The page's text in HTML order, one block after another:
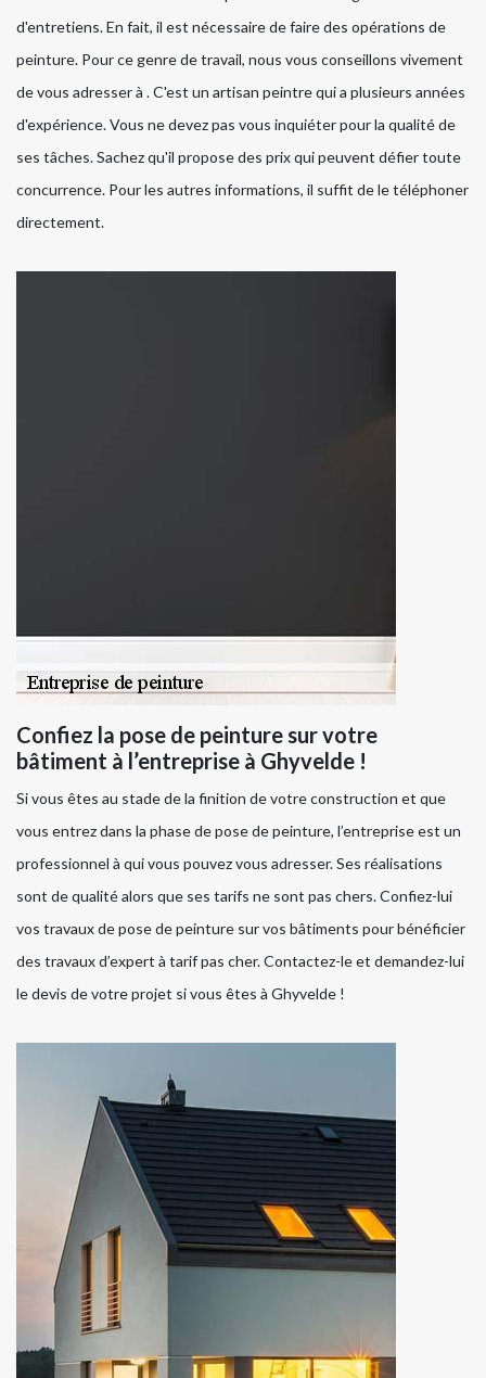
d'entretiens. En fait, il est nécessaire de faire des opérations de
peinture. Pour ce genre de travail, nous vous conseillons vivement
de vous adresser à . C'est un artisan peintre qui a plusieurs années
d'expérience. Vous ne devez pas vous inquiéter pour la qualité de
ses tâches. Sachez qu'il propose des prix qui peuvent défier toute
concurrence. Pour les autres informations, il suffit de le téléphoner
directement.
Confiez la pose de peinture sur votre
bâtiment à l’entreprise à Ghyvelde !
Si vous êtes au stade de la finition de votre construction et que
vous entrez dans la phase de pose de peinture, l’entreprise est un
professionnel à qui vous pouvez vous adresser. Ses réalisations
sont de qualité alors que ses tarifs ne sont pas chers. Confiez-lui
vos travaux de pose de peinture sur vos bâtiments pour bénéficier
des travaux d’expert à tarif pas cher. Contactez-le et demandez-lui
le devis de votre projet si vous êtes à Ghyvelde !